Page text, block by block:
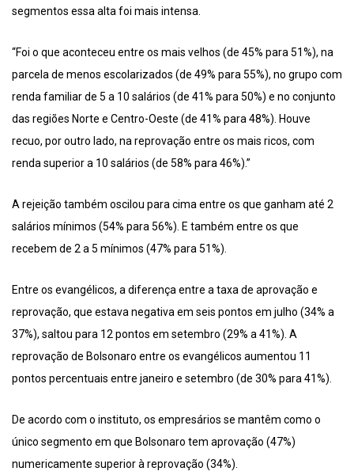
segmentos essa alta foi mais intensa.
“Foi o que aconteceu entre os mais velhos (de 45% para 51%), na
parcela de menos escolarizados (de 49% para 55%), no grupo com
renda familiar de 5 a 10 salários (de 41% para 50%) e no conjunto
das regiões Norte e Centro-Oeste (de 41% para 48%). Houve
recuo, por outro lado, na reprovação entre os mais ricos, com
renda superior a 10 salários (de 58% para 46%).”
A rejeição também oscilou para cima entre os que ganham até 2
salários mínimos (54% para 56%). E também entre os que
recebem de 2 a 5 mínimos (47% para 51%).
Entre os evangélicos, a diferença entre a taxa de aprovação e
reprovação, que estava negativa em seis pontos em julho (34% a
37%), saltou para 12 pontos em setembro (29% a 41%). A
reprovação de Bolsonaro entre os evangélicos aumentou 11
pontos percentuais entre janeiro e setembro (de 30% para 41%).
De acordo com o instituto, os empresários se mantêm como o
único segmento em que Bolsonaro tem aprovação (47%)
numericamente superior à reprovação (34%).